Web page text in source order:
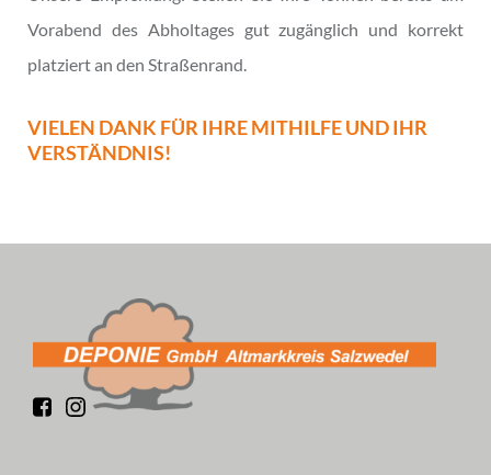
Vorabend des Abholtages gut zugänglich und korrekt
platziert an den Straßenrand.
VIELEN DANK FÜR IHRE MITHILFE UND IHR
VERSTÄNDNIS!